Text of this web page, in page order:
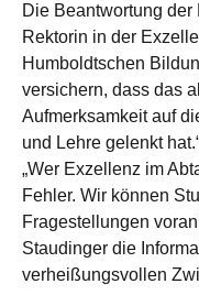
Die Beantwortung
Rektorin in der
Humboldtschen
versichern, dass das
Aufmerksamkeit auf
und Lehre gelenkt
„Wer Exzellenz im
Fehler. Wir können
Fragestellungen
Staudinger die
verheißungsvollen